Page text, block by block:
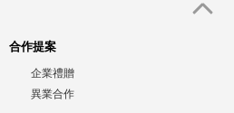
合作提案
企業禮贈
異業合作